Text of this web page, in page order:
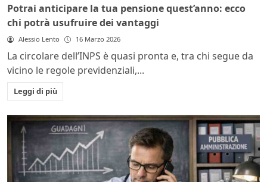
Potrai anticipare la tua pensione quest’anno: ecco
chi potrà usufruire dei vantaggi
Alessio Lento 16 Marzo 2026
La circolare dell’INPS è quasi pronta e, tra chi segue da
vicino le regole previdenziali,...
Leggi di più